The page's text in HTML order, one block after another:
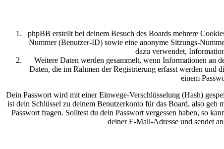
phpBB erstellt bei deinem Besuch des Boards mehrere
Nummer (Benutzer-ID) sowie eine anonyme Sitzungs-
dazu verwendet,
Weitere Daten werden gesammelt, wenn Informationen
Daten, die im Rahmen der Registrierung erfasst werden und
einem
Dein Passwort wird mit einer Einwege-Verschlüsselung (Hash)
ist dein Schlüssel zu deinem Benutzerkonto für das Board, also
Passwort fragen. Solltest du dein Passwort vergessen haben, so
deiner E-Mail-Adresse und sendet